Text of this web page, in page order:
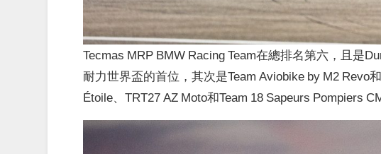
Tecmas MRP BMW Racing Team在總排名第六，且是
耐力世界盃的首位，其次是Team Aviobike by M2 Revo
Étoile、TRT27 AZ Moto和Team 18 Sapeurs Pompiers